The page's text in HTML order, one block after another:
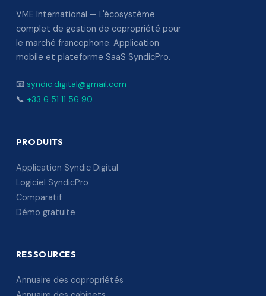
VME International — L'écosystème
complet de gestion de copropriété pour
le marché francophone. Application
mobile et plateforme SaaS SyndicPro.
📧 syndic.digital@gmail.com
📞 +33 6 51 11 56 90
PRODUITS
Application Syndic Digital
Logiciel SyndicPro
Comparatif
Démo gratuite
RESSOURCES
Annuaire des copropriétés